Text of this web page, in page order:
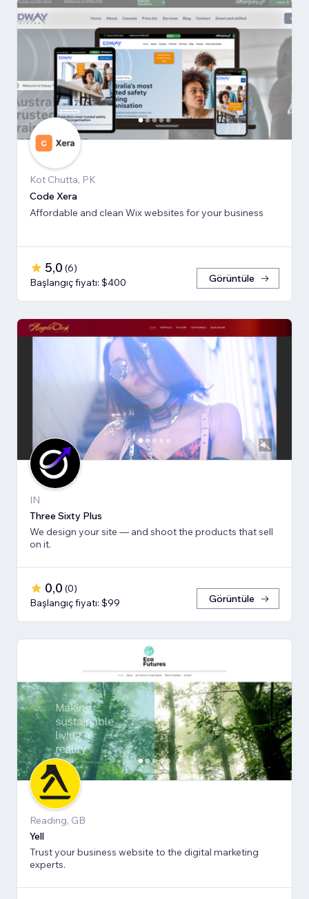
Kot Chutta, PK
Code Xera
Affordable and clean Wix websites for your business
5,0 (6)
Başlangıç fiyatı: $400
Görüntüle
IN
Three Sixty Plus
We design your site — and shoot the products that sell
on it.
0,0 (0)
Başlangıç fiyatı: $99
Görüntüle
Reading, GB
Yell
Trust your business website to the digital marketing
experts.